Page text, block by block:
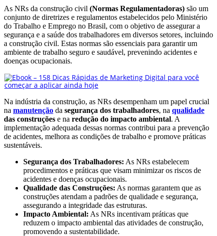
As NRs da construção civil (Normas Regulamentadoras) são um
conjunto de diretrizes e regulamentos estabelecidos pelo Ministério
do Trabalho e Emprego no Brasil, com o objetivo de assegurar a
segurança e a saúde dos trabalhadores em diversos setores, incluindo
a construção civil. Estas normas são essenciais para garantir um
ambiente de trabalho seguro e saudável, prevenindo acidentes e
doenças ocupacionais.
Na indústria da construção, as NRs desempenham um papel crucial
na manutenção da segurança dos trabalhadores, na qualidade
das construções e na redução do impacto ambiental. A
implementação adequada dessas normas contribui para a prevenção
de acidentes, melhora as condições de trabalho e promove práticas
sustentáveis.
Segurança dos Trabalhadores: As NRs estabelecem
procedimentos e práticas que visam minimizar os riscos de
acidentes e doenças ocupacionais.
Qualidade das Construções: As normas garantem que as
construções atendam a padrões de qualidade e segurança,
assegurando a integridade das estruturas.
Impacto Ambiental: As NRs incentivam práticas que
reduzem o impacto ambiental das atividades de construção,
promovendo a sustentabilidade.